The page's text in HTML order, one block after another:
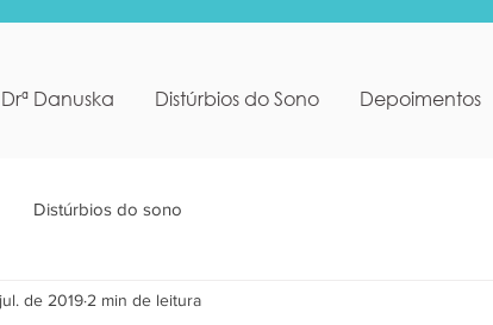
Drª Danuska Distúrbios do Sono Depoimentos
Distúrbios do sono
de 2019 2 min de leitura